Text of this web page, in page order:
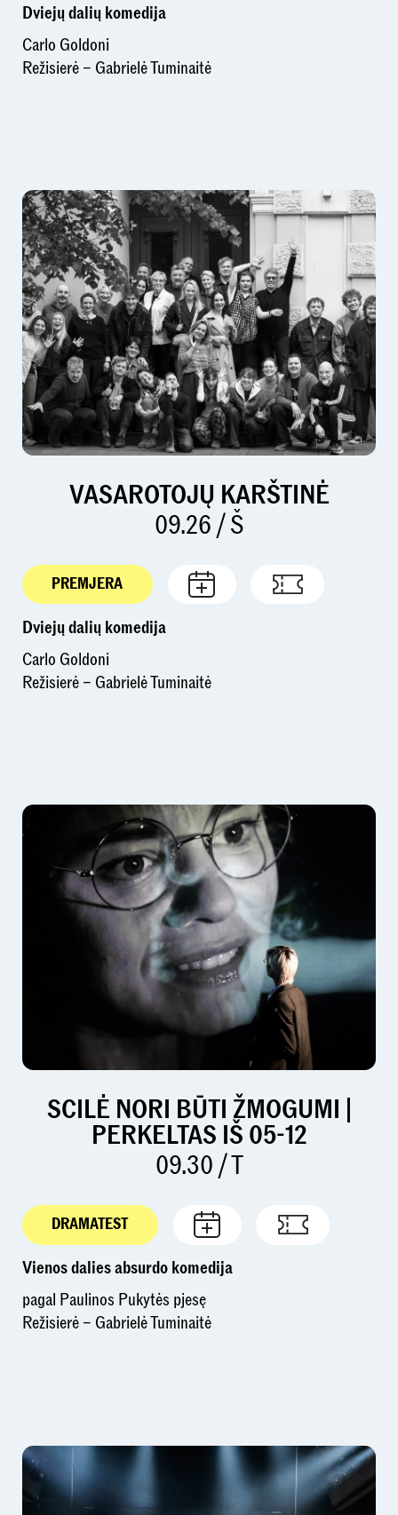
Dviejų dalių komedija
Carlo Goldoni
Režisierė – Gabrielė Tuminaitė
VASAROTOJŲ KARŠTINĖ
09.26 / Š
PREMJERA
Dviejų dalių komedija
Carlo Goldoni
Režisierė – Gabrielė Tuminaitė
SCILĖ NORI BŪTI ŽMOGUMI |
PERKELTAS IŠ 05-12
09.30 / T
DRAMATEST
Vienos dalies absurdo komedija
pagal Paulinos Pukytės pjesę
Režisierė – Gabrielė Tuminaitė